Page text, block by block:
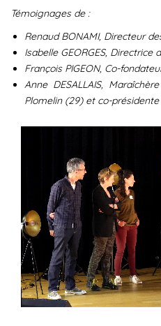
Témoignages de :
Renaud BONAMI, Directeur
Isabelle GEORGES,
François PIGEON, Co-
Anne DESALLAIS,
Plomelin (29) et co-